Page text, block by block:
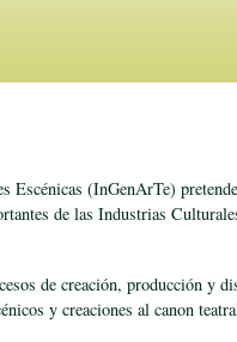
(InGenArTe)
de las Industrias
de creación, producción y
y creaciones al canon